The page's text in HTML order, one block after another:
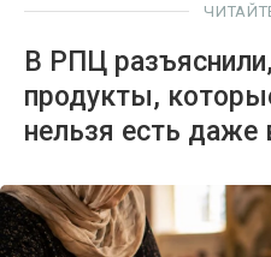
В РПЦ
продукты,
нельзя есть даже